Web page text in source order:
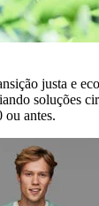
justa e
soluções
antes.